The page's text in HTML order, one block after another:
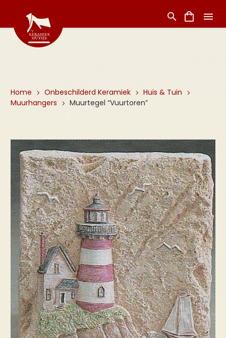
Home Onbeschilderd Keramiek
Huis & Tuin
Muurhangers
Muurtegel “Vuurtoren”